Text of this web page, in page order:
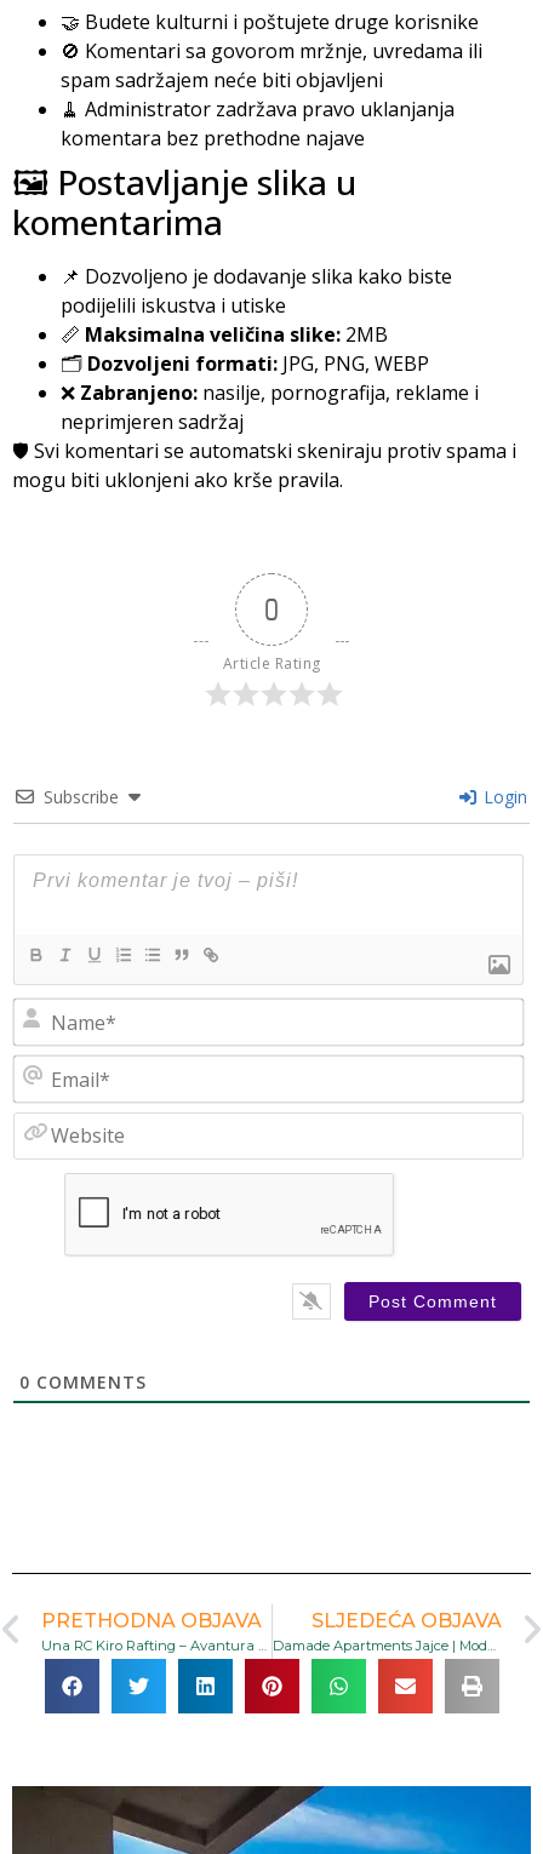
🤝 Budete kulturni i poštujete druge korisnike
🚫 Komentari sa govorom mržnje, uvredama ili
spam sadržajem neće biti objavljeni
🧹 Administrator zadržava pravo uklanjanja
komentara bez prethodne najave
🖼️ Postavljanje slika u
komentarima
📌 Dozvoljeno je dodavanje slika kako biste
podijelili iskustva i utiske
📏 Maksimalna veličina slike: 2MB
🗂️ Dozvoljeni formati: JPG, PNG, WEBP
❌ Zabranjeno: nasilje, pornografija, reklame i
neprimjeren sadržaj
🛡️ Svi komentari se automatski skeniraju protiv spama i
mogu biti uklonjeni ako krše pravila.
0
Article Rating
Subscribe Login
0 COMMENTS
PRETHODNA OBJAVA
Una RC Kiro Rafting – Avantura na Uni | KrajinaTour.ba
SLJEDEĆA OBJAVA
Damade Apartments Jajce | Moderan smještaj s terasom besplatan WiFi parking blizu Plivskih vodopada i tvrđave idealan za porodice parove i solo putnike